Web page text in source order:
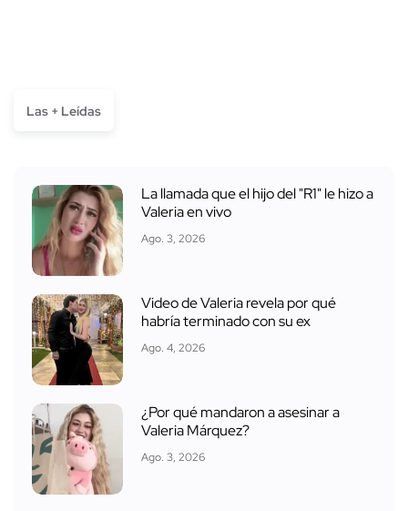
Las + Leídas
La llamada que el hijo del "R1" le hizo a
Valeria en vivo
Ago. 3, 2026
Video de Valeria revela por qué
habría terminado con su ex
Ago. 4, 2026
¿Por qué mandaron a asesinar a
Valeria Márquez?
Ago. 3, 2026